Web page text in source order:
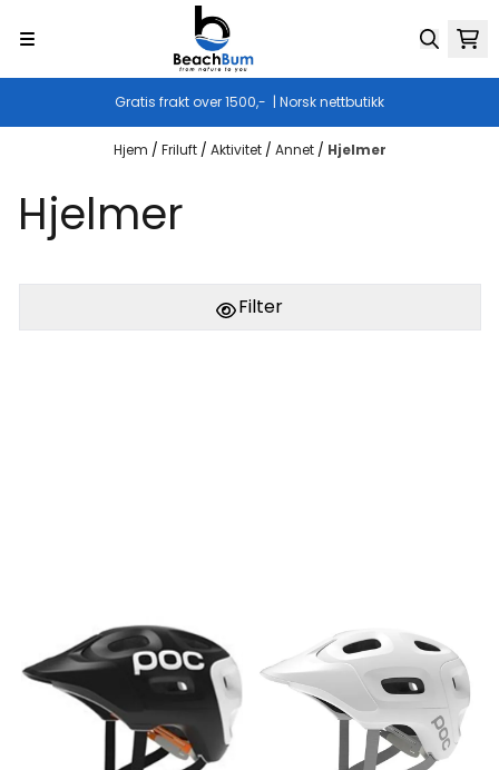
Gratis frakt over 1500,- | Norsk nettbutikk
Hjem / Friluft / Aktivitet / Annet / Hjelmer
Hjelmer
Filter